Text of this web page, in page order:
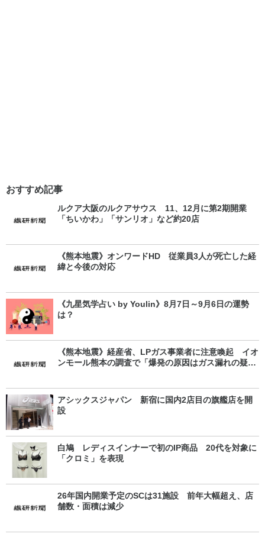
おすすめ記事
ルクア大阪のルクアサウス 11、12月に第2期開業
「ちいかわ」「サンリオ」など約20店
《熊本地震》オンワードHD 従業員3人が死亡した経
緯と今後の対応
《九星気学占い by Youlin》8月7日～9月6日の運勢
は？
《熊本地震》経産省、LPガス事業者に注意喚起 イオ
ンモール熊本の調査で「爆発の原因はガス漏れの疑
アシックスジャパン 新宿に国内2店目の旗艦店を開
設
白鳩 レディスインナーで初のIP商品 20代を対象に
「クロミ」を表現
26年国内開業予定のSCは31施設 前年大幅超え、店
舗数・面積は減少